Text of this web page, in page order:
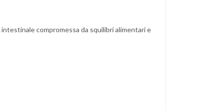
compromessa da squilibri alimentari e